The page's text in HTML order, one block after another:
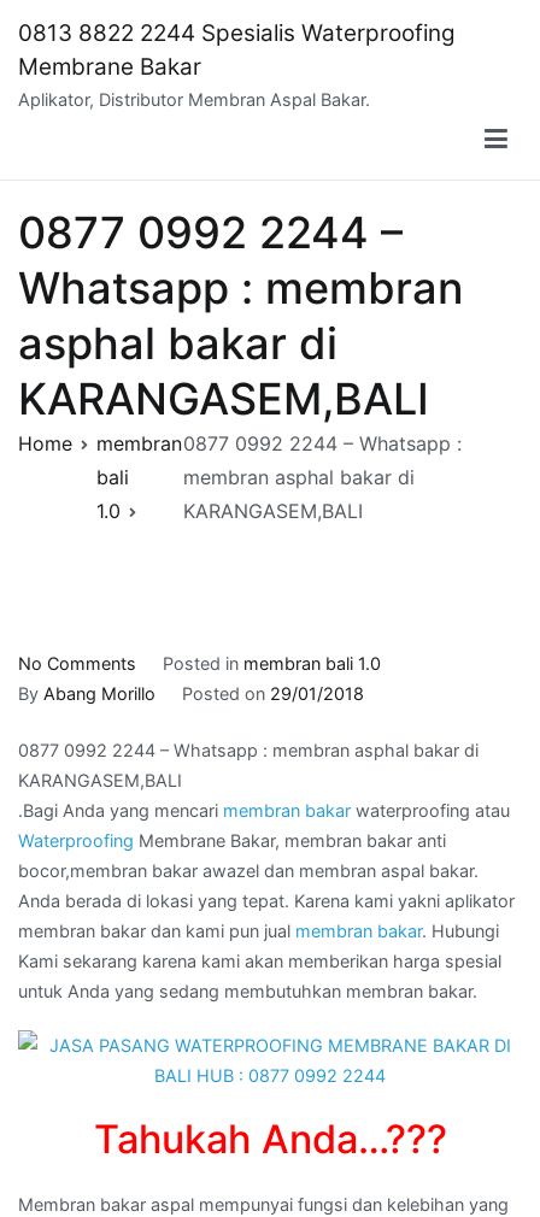
content
0813 8822 2244 Spesialis Waterproofing
Membrane Bakar
Aplikator, Distributor Membran Aspal Bakar.
0877 0992 2244 –
Whatsapp : membran
asphal bakar di
KARANGASEM,BALI
Home
membran
bali
1.0
0877 0992 2244 – Whatsapp :
membran asphal bakar di
KARANGASEM,BALI
No Comments
0877
2244
–
Whatsapp
membran
asphal
bakar
di
KARANGASEM,BALI
Posted in membran bali 1.0
By Abang Morillo Posted on 29/01/2018
0877 0992 2244 – Whatsapp : membran asphal bakar di
KARANGASEM,BALI
.Bagi Anda yang mencari membran bakar waterproofing atau
Waterproofing Membrane Bakar, membran bakar anti
bocor,membran bakar awazel dan membran aspal bakar.
Anda berada di lokasi yang tepat. Karena kami yakni aplikator
membran bakar dan kami pun jual membran bakar. Hubungi
Kami sekarang karena kami akan memberikan harga spesial
untuk Anda yang sedang membutuhkan membran bakar.
Tahukah Anda…???
Membran bakar aspal mempunyai fungsi dan kelebihan yang